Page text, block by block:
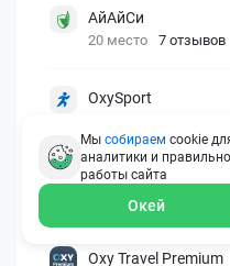
АйАйСи
20 место 7 отзывов
OxySport
ERGO AXA
22 место 2 отзыва
Oxy Travel Premium
Мы собираем cookie
аналитики и
работы сайта
Окей